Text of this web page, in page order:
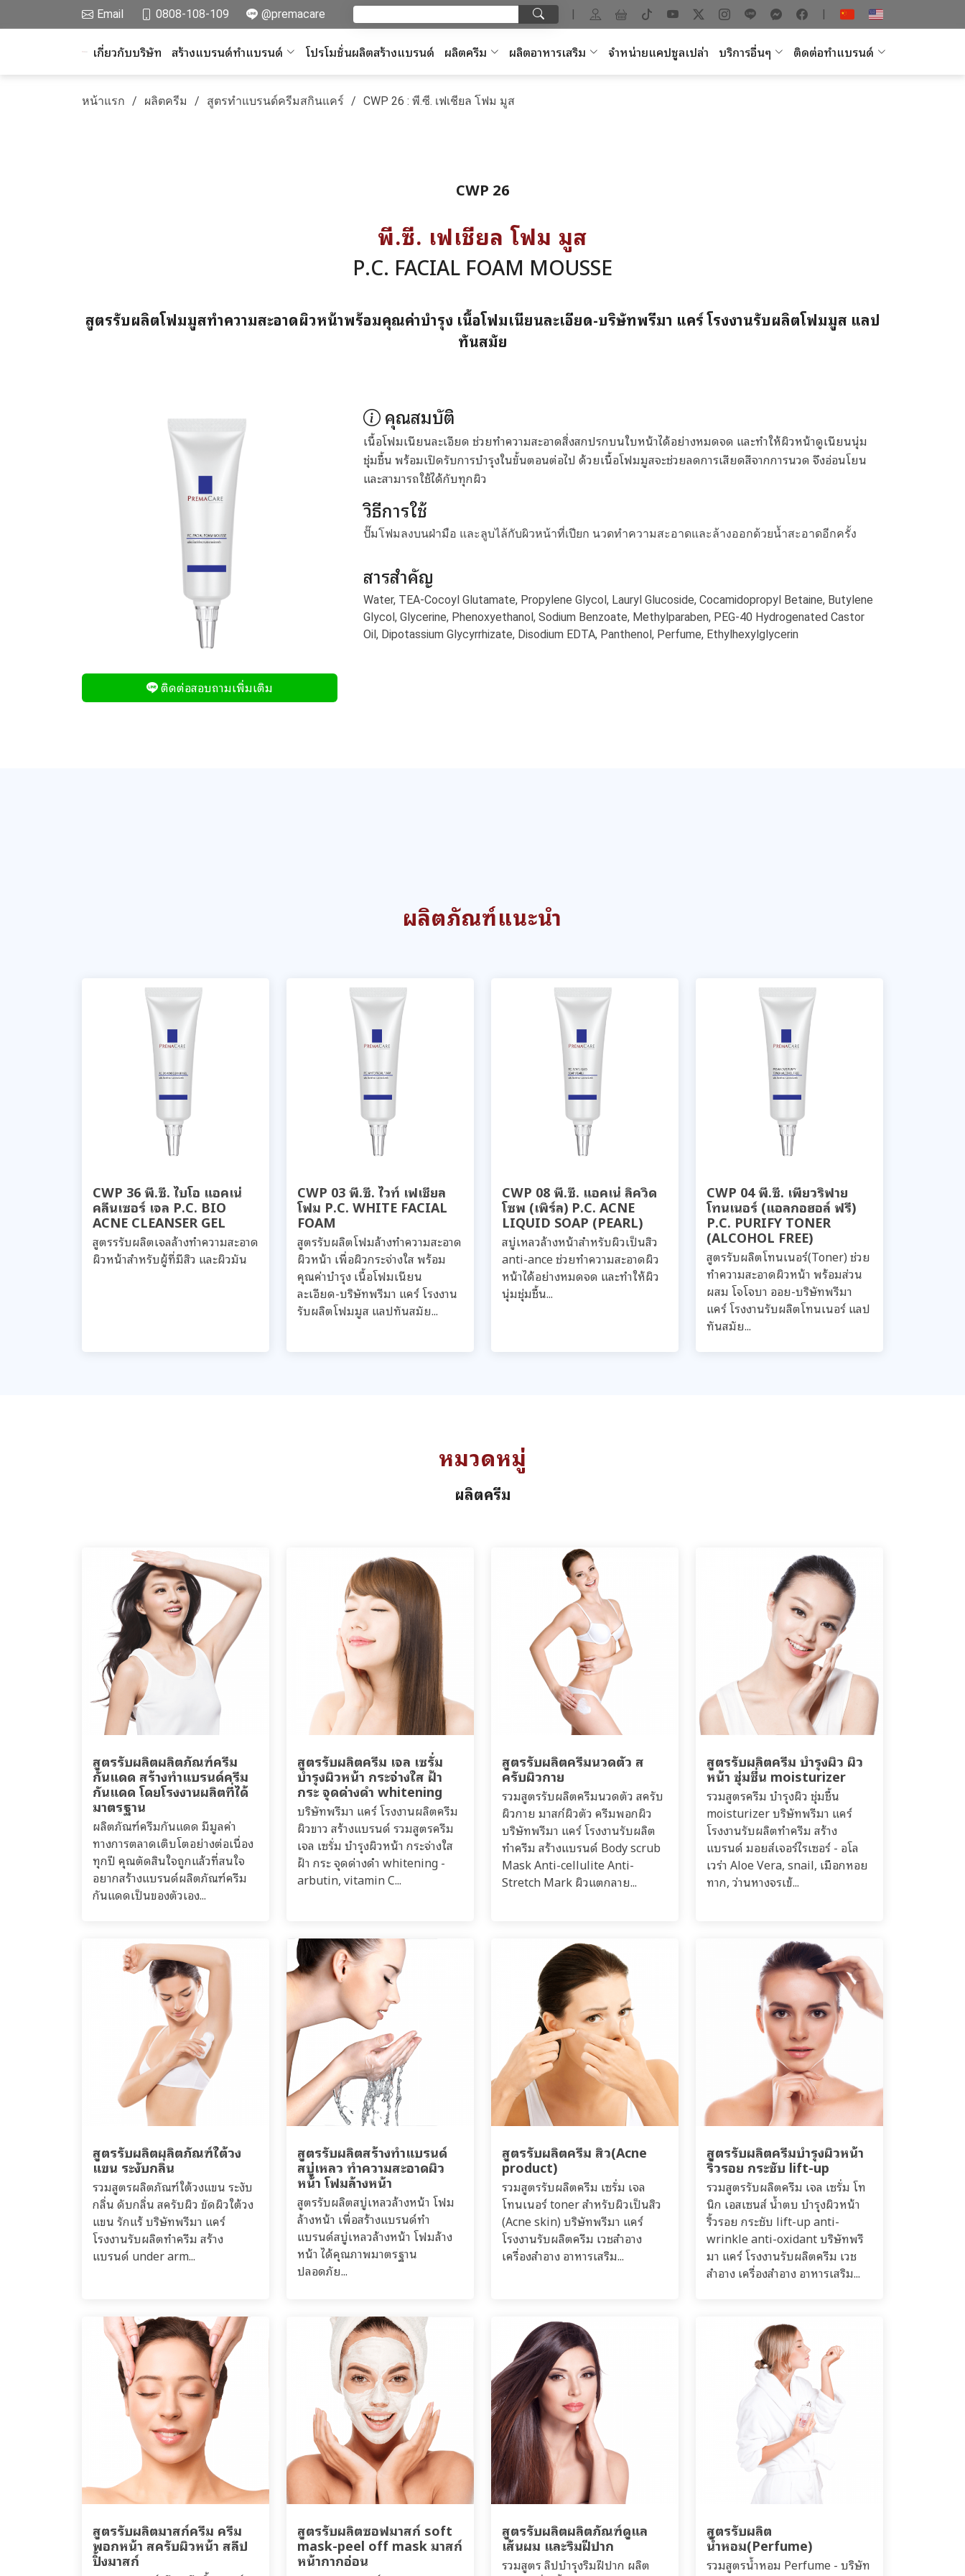
Email 0808-108-109 @premacare | |
เกี่ยวกับบริษัท สร้างแบรนด์ทำแบรนด์ โปรโมชั่นผลิตสร้างแบรนด์ ผลิตครีม ผลิตอาหารเสริม จำหน่ายแคปซูลเปล่า บริการอื่นๆ ติดต่อทำแบรนด์
หน้าแรก ผลิตครีม สูตรทำแบรนด์ครีมสกินแคร์ CWP 26 : พี.ซี. เฟเชียล โฟม มูส
CWP 26
พี.ซี. เฟเชียล โฟม มูส
P.C. FACIAL FOAM MOUSSE
สูตรรับผลิตโฟมมูสทำความสะอาดผิวหน้าพร้อมคุณค่าบำรุง เนื้อโฟมเนียนละเอียด-บริษัทพรีมา แคร์ โรงงานรับผลิตโฟมมูส แลป
ทันสมัย
ติดต่อสอบถามเพิ่มเติม
คุณสมบัติ
เนื้อโฟมเนียนละเอียด ช่วยทำความสะอาดสิ่งสกปรกบนใบหน้าได้อย่างหมดจด และทำให้ผิวหน้าดูเนียนนุ่ม
ชุ่มชื้น พร้อมเปิดรับการบำรุงในขั้นตอนต่อไป ด้วยเนื้อโฟมมูสจะช่วยลดการเสียดสีจากการนวด จึงอ่อนโยน
และสามารถใช้ได้กับทุกผิว
วิธีการใช้
ปั๊มโฟมลงบนฝ่ามือ และลูบไล้กับผิวหน้าที่เปียก นวดทำความสะอาดและล้างออกด้วยน้ำสะอาดอีกครั้ง
สารสำคัญ
Water, TEA-Cocoyl Glutamate, Propylene Glycol, Lauryl Glucoside, Cocamidopropyl Betaine, Butylene
Glycol, Glycerine, Phenoxyethanol, Sodium Benzoate, Methylparaben, PEG-40 Hydrogenated Castor
Oil, Dipotassium Glycyrrhizate, Disodium EDTA, Panthenol, Perfume, Ethylhexylglycerin
ผลิตภัณฑ์แนะนำ
CWP 36 พี.ซี. ไบโอ แอคเน่
คลีนเซอร์ เจล P.C. BIO
ACNE CLEANSER GEL
สูตรรรับผลิตเจลล้างทำความสะอาด
ผิวหน้าสำหรับผู้ที่มีสิว และผิวมัน
CWP 03 พี.ซี. ไวท์ เฟเชียล
โฟม P.C. WHITE FACIAL
FOAM
สูตรรับผลิตโฟมล้างทำความสะอาด
ผิวหน้า เพื่อผิวกระจ่างใส พร้อม
คุณค่าบำรุง เนื้อโฟมเนียน
ละเอียด-บริษัทพรีมา แคร์ โรงงาน
รับผลิตโฟมมูส แลปทันสมัย...
CWP 08 พี.ซี. แอคเน่ ลิควิด
โซพ (เพิร์ล) P.C. ACNE
LIQUID SOAP (PEARL)
สบู่เหลวล้างหน้าสำหรับผิวเป็นสิว
anti-ance ช่วยทำความสะอาดผิว
หน้าได้อย่างหมดจด และทำให้ผิว
นุ่มชุ่มชื้น...
CWP 04 พี.ซี. เพียวริฟาย
โทนเนอร์ (แอลกอฮอล์ ฟรี)
P.C. PURIFY TONER
(ALCOHOL FREE)
สูตรรับผลิตโทนเนอร์(Toner) ช่วย
ทำความสะอาดผิวหน้า พร้อมส่วน
ผสม โจโจบา ออย-บริษัทพรีมา
แคร์ โรงงานรับผลิตโทนเนอร์ แลป
ทันสมัย...
หมวดหมู่
ผลิตครีม
สูตรรับผลิตผลิตภัณฑ์ครีม
กันแดด สร้างทำแบรนด์ครีม
กันแดด โดยโรงงานผลิตที่ได้
มาตรฐาน
ผลิตภัณฑ์ครีมกันแดด มีมูลค่า
ทางการตลาดเติบโตอย่างต่อเนื่อง
ทุกปี คุณตัดสินใจถูกแล้วที่สนใจ
อยากสร้างแบรนด์ผลิตภัณฑ์ครีม
กันแดดเป็นของตัวเอง...
สูตรรับผลิตครีม เจล เซรั่ม
บำรุงผิวหน้า กระจ่างใส ฝ้า
กระ จุดด่างดำ whitening
บริษัทพรีมา แคร์ โรงงานผลิตครีม
ผิวขาว สร้างแบรนด์ รวมสูตรครีม
เจล เซรั่ม บำรุงผิวหน้า กระจ่างใส
ฝ้า กระ จุดด่างดำ whitening -
arbutin, vitamin C...
สูตรรับผลิตครีมนวดตัว ส
ครับผิวกาย
รวมสูตรรับผลิตครีมนวดตัว สครับ
ผิวกาย มาสก์ผิวตัว ครีมพอกผิว
บริษัทพรีมา แคร์ โรงงานรับผลิต
ทำครีม สร้างแบรนด์ Body scrub
Mask Anti-cellulite Anti-
Stretch Mark ผิวแตกลาย...
สูตรรับผลิตครีม บำรุงผิว ผิว
หน้า ชุ่มชื่น moisturizer
รวมสูตรครีม บำรุงผิว ชุ่มชื้น
moisturizer บริษัทพรีมา แคร์
โรงงานรับผลิตทำครีม สร้าง
แบรนด์ มอยส์เจอร์ไรเซอร์ - อโล
เวร่า Aloe Vera, snail, เมือกหอย
ทาก, ว่านหางจรเข้...
สูตรรับผลิตผลิตภัณฑ์ใต้วง
แขน ระงับกลิ่น
รวมสูตรผลิตภัณฑ์ใต้วงแขน ระงับ
กลิ่น ดับกลิ่น สครับผิว ขัดผิวใต้วง
แขน รักแร้ บริษัทพรีมา แคร์
โรงงานรับผลิตทำครีม สร้าง
แบรนด์ under arm...
สูตรรับผลิตสร้างทำแบรนด์
สบู่เหลว ทำความสะอาดผิว
หน้า โฟมล้างหน้า
สูตรรับผลิตสบู่เหลวล้างหน้า โฟม
ล้างหน้า เพื่อสร้างแบรนด์ทำ
แบรนด์สบู่เหลวล้างหน้า โฟมล้าง
หน้า ได้คุณภาพมาตรฐาน
ปลอดภัย...
สูตรรับผลิตครีม สิว(Acne
product)
รวมสูตรรับผลิตครีม เซรั่ม เจล
โทนเนอร์ toner สำหรับผิวเป็นสิว
(Acne skin) บริษัทพรีมา แคร์
โรงงานรับผลิตครีม เวชสำอาง
เครื่องสำอาง อาหารเสริม...
สูตรรับผลิตครีมบำรุงผิวหน้า
ริ้วรอย กระชับ lift-up
รวมสูตรรับผลิตครีม เจล เซรั่ม โท
นิก เอสเซนส์ น้ำตบ บำรุงผิวหน้า
ริ้วรอย กระชับ lift-up anti-
wrinkle anti-oxidant บริษัทพรี
มา แคร์ โรงงานรับผลิตครีม เวช
สำอาง เครื่องสำอาง อาหารเสริม...
สูตรรับผลิตมาสก์ครีม ครีม
พอกหน้า สครับผิวหน้า สลีป
ปิ้งมาสก์
สูตรรับผลิตซอฟมาสก์ soft
mask-peel off mask มาสก์
หน้ากากอ่อน
สูตรรับผลิตผลิตภัณฑ์ดูแล
เส้นผม และริมฝีปาก
รวมสูตร ลิปบำรุงริมฝีปาก ผลิต
สูตรรับผลิต
น้ำหอม(Perfume)
รวมสูตรน้ำหอม Perfume - บริษัท